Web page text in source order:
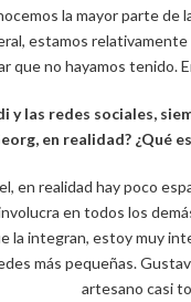
la mayor parte
estamos
que no hayamos tenido.
y las redes sociales,
en realidad? ¿Qué
en realidad hay poco
en todos los
la integran, estoy muy
más pequeñas.
artesano casi